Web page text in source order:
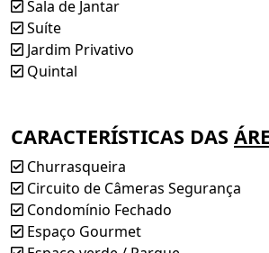
Sala de Jantar
Suíte
Jardim Privativo
Quintal
CARACTERÍSTICAS DAS
Churrasqueira
Circuito de Câmeras Segurança
Condomínio Fechado
Espaço Gourmet